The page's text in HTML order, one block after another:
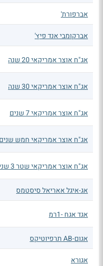
אברפורת'
אברקומבי אנד פיץ'
אג"ח אוצר אמריקאי 20 שנה
אג"ח אוצר אמריקאי 30 שנה
אג"ח אוצר אמריקאי 7 שנים
אג"ח אוצר אמריקאי חמש שנים
אג"ח אוצר אמריקאי שטר 3 שנים
אג-איגל אאריאל סיסטמס
אגד אגח -1רמ
אגום-AB תרפיוטיקס
אגורא